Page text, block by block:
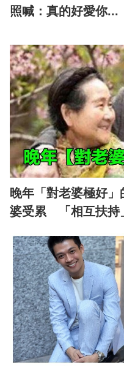
照喊：真的好愛你...
晚年「對老婆極好
婆受累 「相互扶持